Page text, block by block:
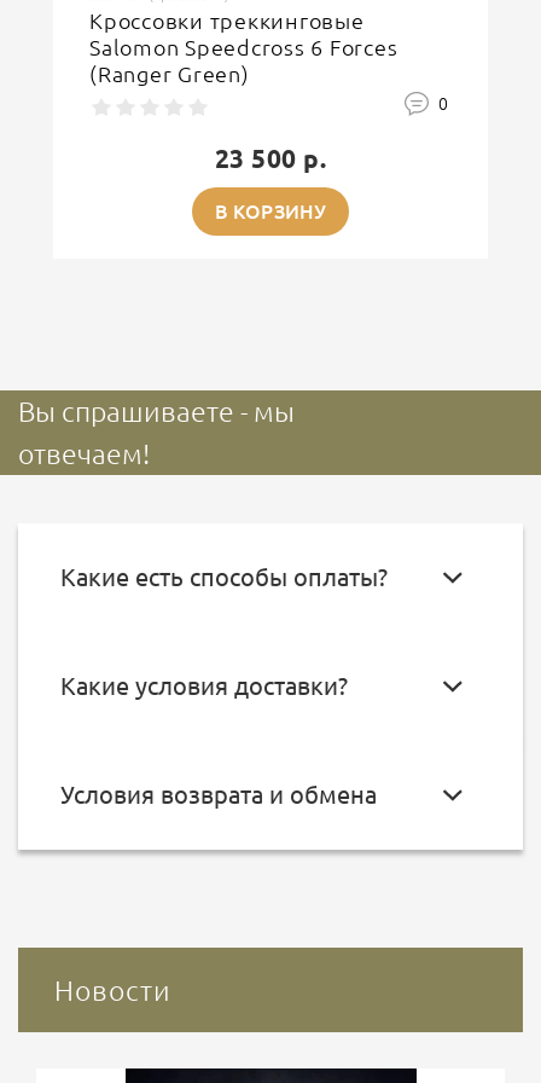
Кроссовки треккинговые
Salomon Speedcross 6 Forces
(Ranger Green)
0
23 500 р.
В КОРЗИНУ
Вы спрашиваете - мы
отвечаем!
Какие есть способы оплаты?
Какие условия доставки?
Условия возврата и обмена
Новости